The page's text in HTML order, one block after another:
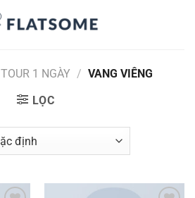
TOUR 1 NGÀY / VANG VIÊNG
LỌC